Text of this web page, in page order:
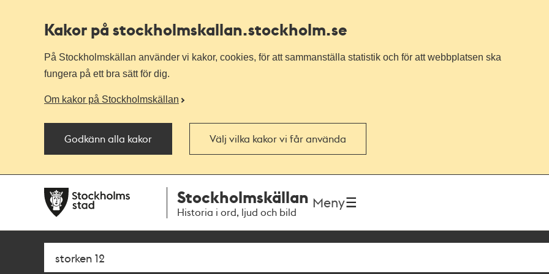
Kakor på stockholmskallan.stockholm.se
På Stockholmskällan använder vi kakor, cookies, för att sammanställa statistik och för att webbplatsen ska
fungera på ett bra sätt för dig.
Om kakor på Stockholmskällan
Godkänn alla kakor Välj vilka kakor vi får använda
navigationen
huvudinnehållet
Stockholmskällan
Historia i ord, ljud och bild
Meny
Sök